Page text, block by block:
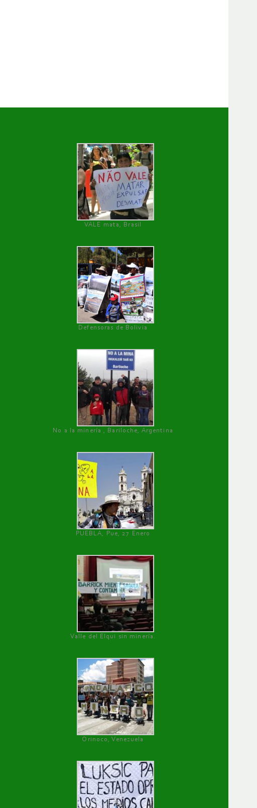
VALE mata, Brasil
Defensoras de Bolivia
No a la minería , Bariloche, Argentina
PUEBLA, Pue, 27 Enero
Valle del Elqui sin minería.
Orinoco, Venezuela